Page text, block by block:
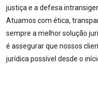
justiça e a defesa
Atuamos com ética,
sempre a melhor solução
é assegurar que nossos
jurídica possível desde o